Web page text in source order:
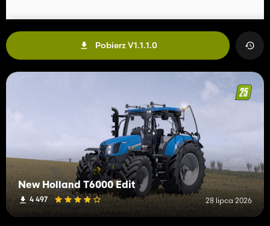
Pobierz V1.1.1.0
New Holland T6000 Edit
4 497 28 lipca 2026